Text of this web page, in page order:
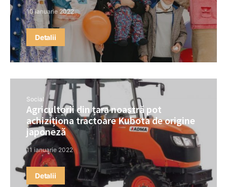
10 ianuarie 2022
Detalii
Social
Agricultorii din țara noastră pot
achiziționa tractoare Kubota de origine
japoneză
11 ianuarie 2022
Detalii